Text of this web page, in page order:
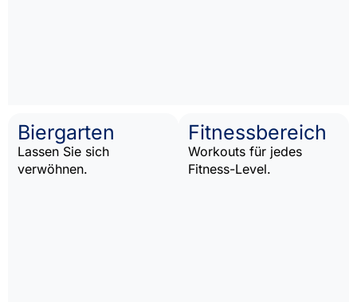
Biergarten
Lassen Sie sich
verwöhnen.
Fitnessbereich
Workouts für jedes
Fitness-Level.